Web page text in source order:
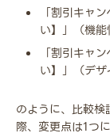
「割引キャ
い】」（機能
「割引キャ
い】」（デザ
のように、比較検
際、変更点は1つ